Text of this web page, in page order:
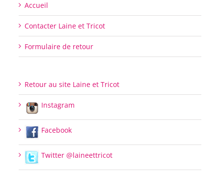
Accueil
Contacter Laine et Tricot
Formulaire de retour
Retour au site Laine et Tricot
Instagram
Facebook
Twitter @laineettricot